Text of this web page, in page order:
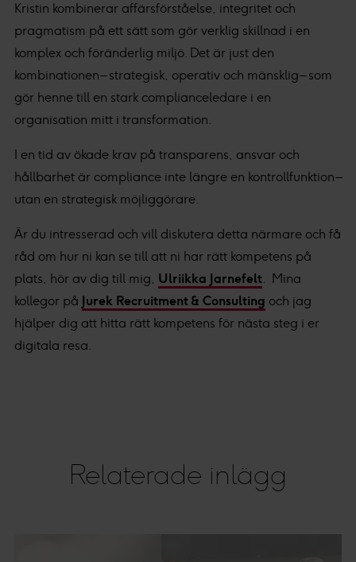
Kristin kombinerar affärsförståelse, integritet och
pragmatism på ett sätt som gör verklig skillnad i en
komplex och föränderlig miljö. Det är just den
kombinationen – strategisk, operativ och mänsklig – som
gör henne till en stark complianceledare i en
organisation mitt i transformation.
I en tid av ökade krav på transparens, ansvar och
hållbarhet är compliance inte längre en kontrollfunktion –
utan en strategisk möjliggörare.
Är du intresserad och vill diskutera detta närmare och få
råd om hur ni kan se till att ni har rätt kompetens på
plats, hör av dig till mig, Ulriikka Jarnefelt. Mina
kollegor på Jurek Recruitment & Consulting och jag
hjälper dig att hitta rätt kompetens för nästa steg i er
digitala resa.
Relaterade inlägg